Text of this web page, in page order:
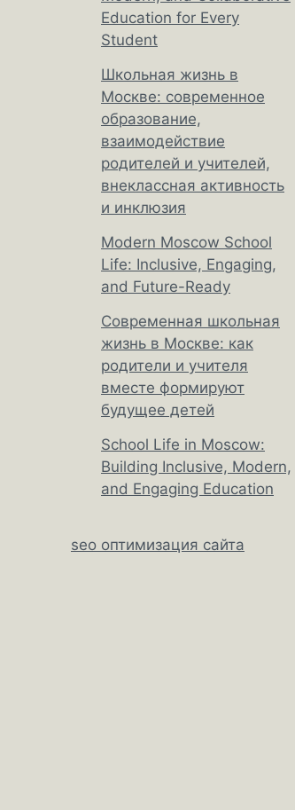
Education for Every
Student
Школьная жизнь в
Москве: современное
образование,
взаимодействие
родителей и учителей,
внеклассная активность
и инклюзия
Modern Moscow School
Life: Inclusive, Engaging,
and Future-Ready
Современная школьная
жизнь в Москве: как
родители и учителя
вместе формируют
будущее детей
School Life in Moscow:
Building Inclusive, Modern,
and Engaging Education
seo оптимизация сайта